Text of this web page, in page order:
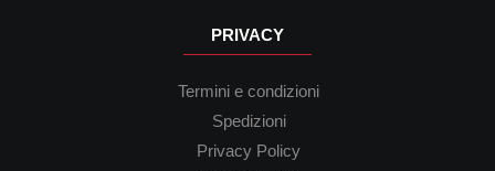
PRIVACY
Termini e condizioni
Spedizioni
Privacy Policy